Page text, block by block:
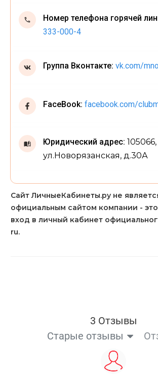
Номер телефона горячей
333-000-4
Группа Вконтакте: vk.com/
FaceBook: facebook.com/
Юридический адрес:
ул.Новорязанская, д.30А
Сайт ЛичныеКабинеты.ру не
официальным сайтом компании -
вход в личный кабинет
ru.
3 Отзывы
Старые отзывы